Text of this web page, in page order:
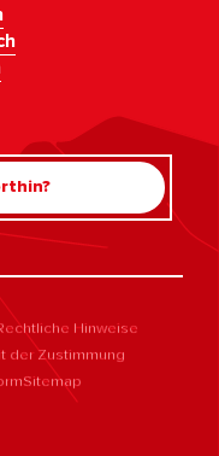
Hinweise
der Zustimmung
Sitemap